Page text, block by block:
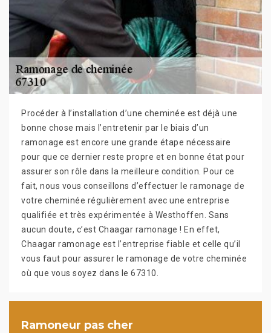
Procéder à l’installation d’une cheminée est déjà une
bonne chose mais l’entretenir par le biais d’un
ramonage est encore une grande étape nécessaire
pour que ce dernier reste propre et en bonne état pour
assurer son rôle dans la meilleure condition. Pour ce
fait, nous vous conseillons d’effectuer le ramonage de
votre cheminée régulièrement avec une entreprise
qualifiée et très expérimentée à Westhoffen. Sans
aucun doute, c’est Chaagar ramonage ! En effet,
Chaagar ramonage est l’entreprise fiable et celle qu’il
vous faut pour assurer le ramonage de votre cheminée
où que vous soyez dans le 67310.
Ramoneur pas cher